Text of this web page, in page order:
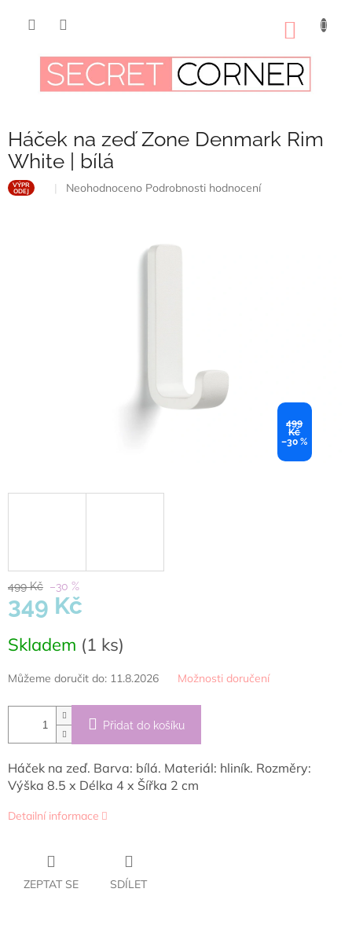
Háček na zeď Zone Denmark Rim
White | bílá
VÝPR
ODEJ
Průměrné
Neohodnoceno Podrobnosti hodnocení
499
Kč
–30 %
499 Kč –30 %
349 Kč
cena:
Skladem (1 ks)
Můžeme doručit do: 11.8.2026 Možnosti doručení
Přidat do košíku
Háček na zeď. Barva: bílá. Materiál: hliník. Rozměry:
Výška 8.5 x Délka 4 x Šířka 2 cm
Detailní informace
ZEPTAT SE SDÍLET